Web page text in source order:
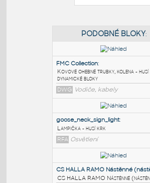
PODOBNÉ
FMC Collection:
Kovové ohebné trubky,
dynamické bloky
DWG Vodiče, kabely